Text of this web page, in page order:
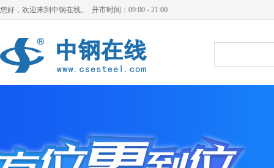
您好，欢迎来到中钢在线。 开市时间：09:00 - 21:00